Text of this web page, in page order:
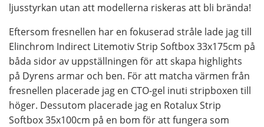
ljusstyrkan utan att modellerna riskeras att bli brända!
Eftersom fresnellen har en fokuserad stråle lade jag till
Elinchrom Indirect Litemotiv Strip Softbox 33x175cm på
båda sidor av uppställningen för att skapa highlights
på Dyrens armar och ben. För att matcha värmen från
fresnellen placerade jag en CTO-gel inuti stripboxen till
höger. Dessutom placerade jag en Rotalux Strip
Softbox 35x100cm på en bom för att fungera som